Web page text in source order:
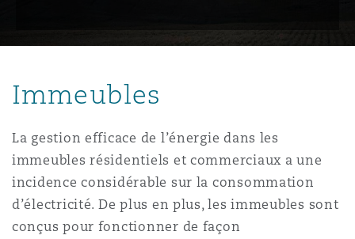
Immeubles
La gestion efficace de l’énergie dans les
immeubles résidentiels et commerciaux a une
incidence considérable sur la consommation
d’électricité. De plus en plus, les immeubles sont
conçus pour fonctionner de façon